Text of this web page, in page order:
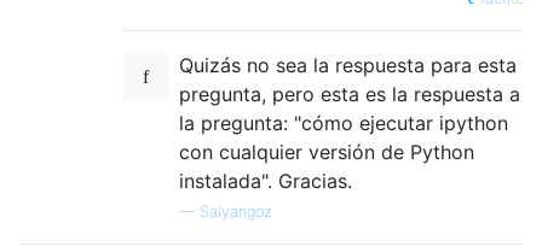
Quizás no sea la respuesta para esta
pregunta, pero esta es la respuesta a
la pregunta: "cómo ejecutar ipython
con cualquier versión de Python
instalada". Gracias.
— Salyangoz